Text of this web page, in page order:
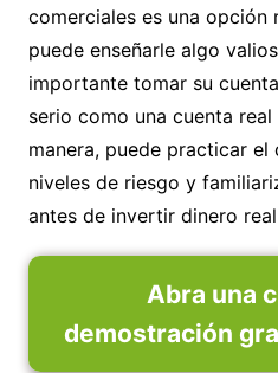
comerciales es una opción
puede enseñarle algo
importante tomar su
serio como una cuenta
manera, puede practicar
niveles de riesgo y
antes de invertir dinero
Abra una
demostración